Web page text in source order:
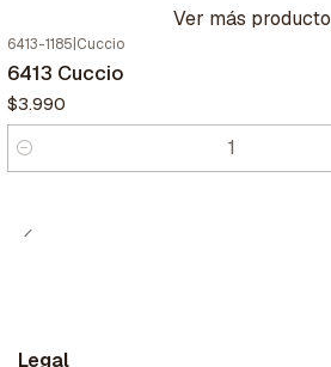
Ver más
6413-1185 Cuccio
6413 Cuccio
$3.990
Cantidad
Legal